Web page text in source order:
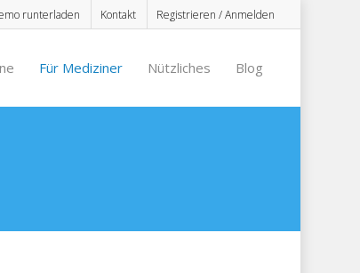
runterladen Kontakt Registrieren / Anmelden
Für Mediziner Nützliches Blog